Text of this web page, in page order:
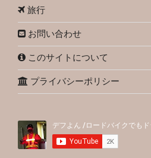
旅行
お問い合わせ
このサイトについて
プライバシーポリシー